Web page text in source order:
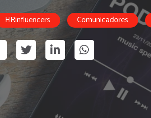
HRinfluencers Comunicadores